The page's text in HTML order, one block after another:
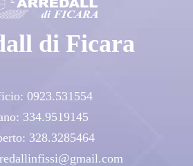
di Ficara
0923.531554
334.9519145
328.3285464